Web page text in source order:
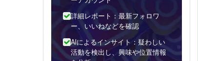
詳細レポート：最新フォロワ
ー、いいねなどを確認
AIによるインサイト：疑わしい
活動を検出し、興味や位置情報